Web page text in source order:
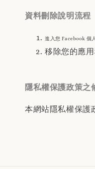
資料刪除說明流程
進入您 Facebook 個
移除您的應用
隱私權保護政策之
本網站隱私權保護